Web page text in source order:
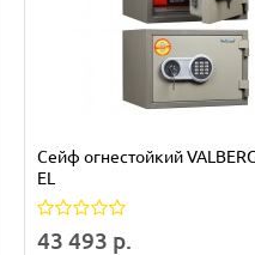
Сейф огнестойкий
EL
43 493 р.